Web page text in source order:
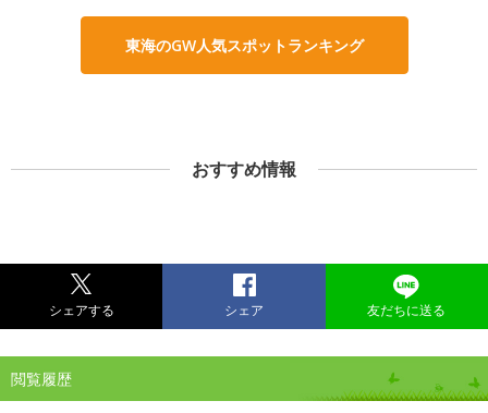
東海のGW人気スポットランキング
おすすめ情報
シェアする シェア 友だちに送る
閲覧履歴